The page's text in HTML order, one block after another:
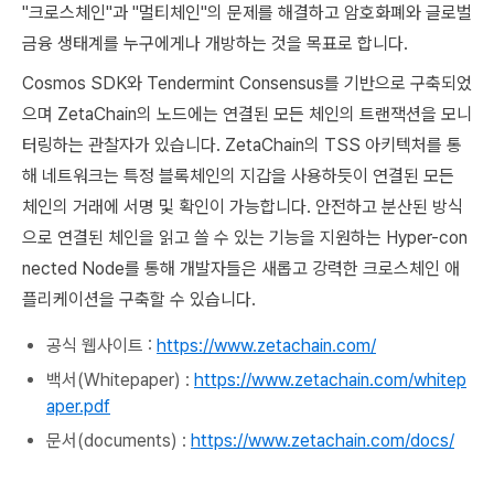
"크로스체인"과 "멀티체인"의 문제를 해결하고 암호화폐와 글로벌
금융 생태계를 누구에게나 개방하는 것을 목표로 합니다.
Cosmos SDK와 Tendermint Consensus를 기반으로 구축되었
으며 ZetaChain의 노드에는 연결된 모든 체인의 트랜잭션을 모니
터링하는 관찰자가 있습니다. ZetaChain의 TSS 아키텍처를 통
해 네트워크는 특정 블록체인의 지갑을 사용하듯이 연결된 모든
체인의 거래에 서명 및 확인이 가능합니다. 안전하고 분산된 방식
으로 연결된 체인을 읽고 쓸 수 있는 기능을 지원하는 Hyper-con
nected Node를 통해 개발자들은 새롭고 강력한 크로스체인 애
플리케이션을 구축할 수 있습니다.
공식 웹사이트 : https://www.zetachain.com/
백서(Whitepaper) : https://www.zetachain.com/whitep
aper.pdf
문서(documents) : https://www.zetachain.com/docs/